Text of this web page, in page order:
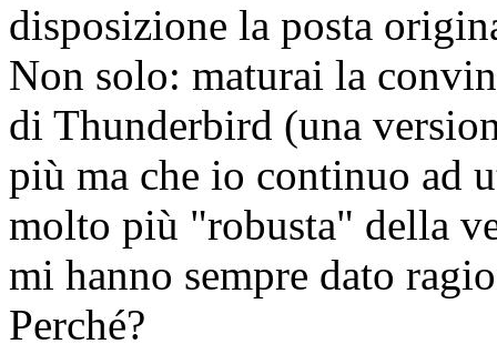
disposizione la posta
Non solo: maturai la
di Thunderbird (una
più ma che io continuo ad
molto più "robusta" della
mi hanno sempre dato
Perché?